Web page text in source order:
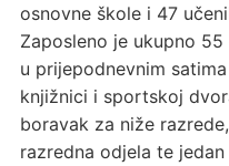
osnovne škole i 47
Zaposleno je ukupno
u prijepodnevnim
knjižnici i sportskoj
boravak za niže
razredna odjela te